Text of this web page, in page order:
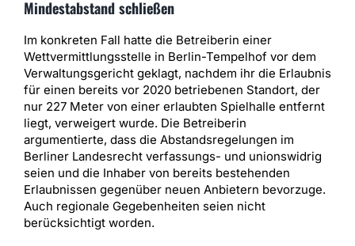
Mindestabstand schließen
Im konkreten Fall hatte die Betreiberin einer
Wettvermittlungsstelle in Berlin-Tempelhof vor dem
Verwaltungsgericht geklagt, nachdem ihr die Erlaubnis
für einen bereits vor 2020 betriebenen Standort, der
nur 227 Meter von einer erlaubten Spielhalle entfernt
liegt, verweigert wurde. Die Betreiberin
argumentierte, dass die Abstandsregelungen im
Berliner Landesrecht verfassungs- und unionswidrig
seien und die Inhaber von bereits bestehenden
Erlaubnissen gegenüber neuen Anbietern bevorzuge.
Auch regionale Gegebenheiten seien nicht
berücksichtigt worden.